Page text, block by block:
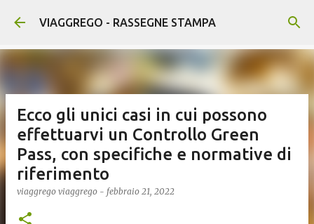
Passa ai contenuti principali
VIAGGREGO - RASSEGNE STAMPA
Ecco gli unici casi in cui possono
effettuarvi un Controllo Green
Pass, con specifiche e normative di
riferimento
viaggrego viaggrego - febbraio 21, 2022